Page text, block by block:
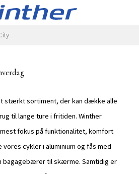
stærkt sortiment, der kan dække alle
til lange ture i fritiden. Winther
fokus på funktionalitet, komfort
cykler i aluminium og fås med
bagagebærer til skærme. Samtidig er